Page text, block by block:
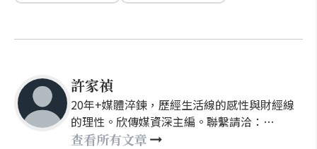
許家禎
20年+媒體淬鍊，歷經生活線的感性與財經線
的理性。欣傳媒資深主編。聯繫請洽：
nellyhsu@xinmedia.com
查看所有文章